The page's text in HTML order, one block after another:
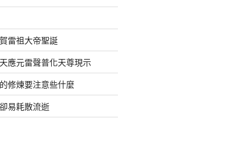
雷祖大帝聖誕
應元雷聲普化天尊現示
修煉要注意些什麼
易耗散流逝